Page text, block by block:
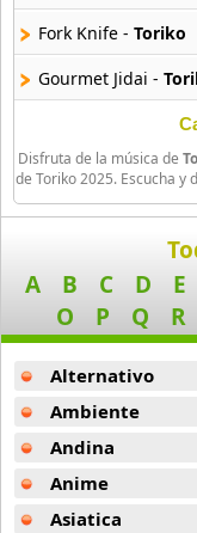
Amatsuki
20 músicas online
Angel Beats
Angel Heart
36 músicas online
Angel Sanctuary
19 músicas online
Angelic Layer
3 músicas online
Ano Natsu De
52 músicas online
5 músicas online
Fork Knife - Toriko
Gourmet Jidai -
Kokoro No Itami -
Senjin -Toriko
Daichi No Megumi
Kaerimichi -Toriko
Kokusai Gourmet
Yami No Soshiki
Zettai Zetsumei Dai
Disfruta de la música de
de Toriko 2025. Escucha y
A
B C D E
O
P Q R
Alternativo
Ambiente
Andina
Anime
Asiatica